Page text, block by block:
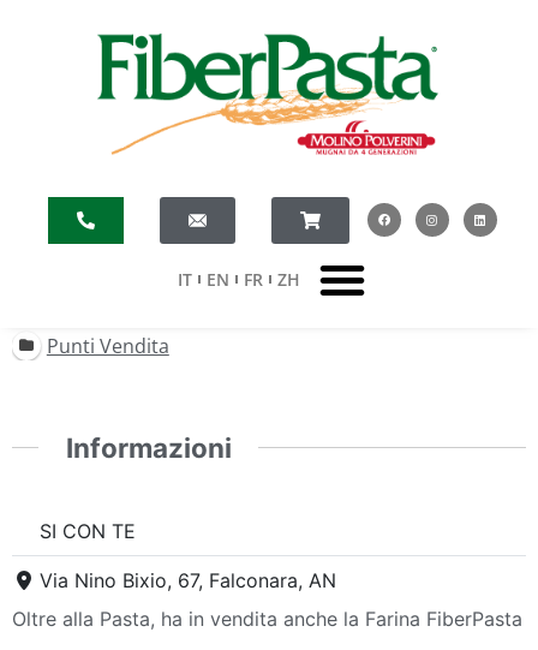
IT EN FR ZH
Punti Vendita
Informazioni
SI CON TE
Via Nino Bixio, 67, Falconara, AN
Oltre alla Pasta, ha in vendita anche la Farina FiberPasta